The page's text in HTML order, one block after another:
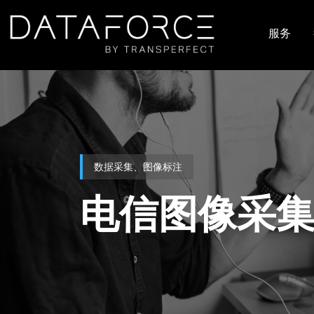
主导
服务
数据采集、图像标注
电信图像采